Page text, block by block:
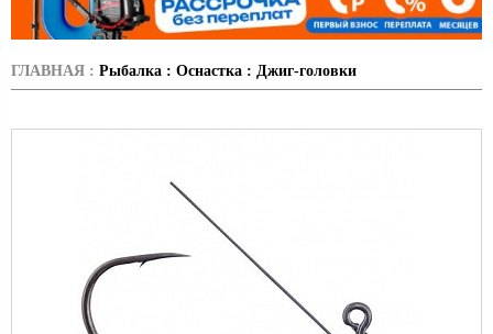
ГЛАВНАЯ : Рыбалка : Оснастка : Джиг-головки